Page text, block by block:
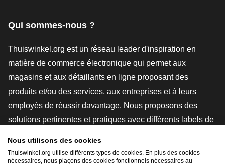
Qui sommes-nous ?
Thuiswinkel.org est un réseau leader d'inspiration en
matière de commerce électronique qui permet aux
magasins et aux détaillants en ligne proposant des
produits et/ou des services, aux entreprises et à leurs
employés de réussir davantage. Nous proposons des
solutions pertinentes et pratiques avec différents labels de
études de marché, et nous disposons de notre propre
Nous utilisons des cookies
Thuiswinkel.org utilise différents types de cookies. En plus des cookies
nécessaires, nous plaçons des cookies fonctionnels nécessaires au